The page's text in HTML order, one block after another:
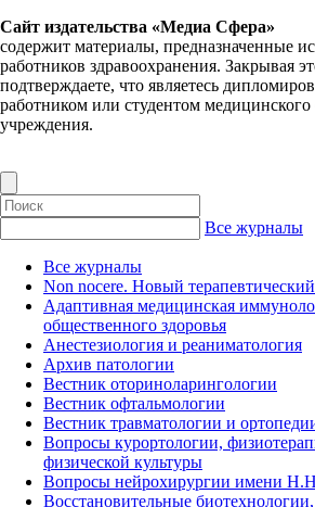
Сайт издательства «Медиа Сфера»
содержит материалы, предназначенные
работников здравоохранения. Закрывая
подтверждаете, что являетесь
работником или студентом медицинского
учреждения.
Все журналы
Все журналы
Non nocere. Новый
Адаптивная медицинская
общественного здоровья
Анестезиология и реаниматология
Архив патологии
Вестник оториноларингологии
Вестник офтальмологии
Вестник травматологии и
Вопросы курортологии,
физической культуры
Вопросы нейрохирургии имени
Восстановительные